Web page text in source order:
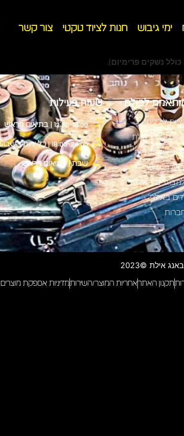
ימי גיבוש חנות לציוד טקטי צור קשר
נשקים פרימיום).
לכולם
לילדים
באילת
באילת
לנוער
באילת
באילת
שעות פעילות
12:30-18.00 | בתיאום מראש
18:00-24.00 | כל ימות השבוע
שבת | בתיאום מראש
אילת ©2023
תקנון האתראחריות המוצר/השירותמדיניות אספקת מוצרים